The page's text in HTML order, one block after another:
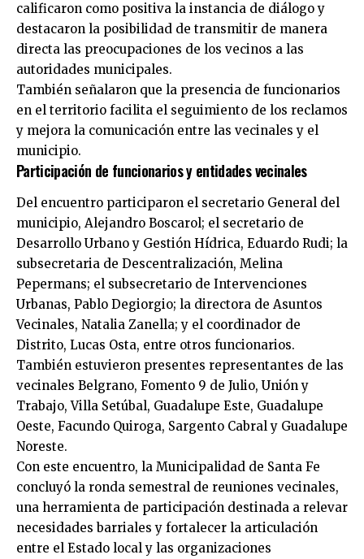
calificaron como positiva la instancia de diálogo y
destacaron la posibilidad de transmitir de manera
directa las preocupaciones de los vecinos a las
autoridades municipales.
También señalaron que la presencia de funcionarios
en el territorio facilita el seguimiento de los reclamos
y mejora la comunicación entre las vecinales y el
municipio.
Participación de funcionarios y entidades vecinales
Del encuentro participaron el secretario General del
municipio, Alejandro Boscarol; el secretario de
Desarrollo Urbano y Gestión Hídrica, Eduardo Rudi; la
subsecretaria de Descentralización, Melina
Pepermans; el subsecretario de Intervenciones
Urbanas, Pablo Degiorgio; la directora de Asuntos
Vecinales, Natalia Zanella; y el coordinador de
Distrito, Lucas Osta, entre otros funcionarios.
También estuvieron presentes representantes de las
vecinales Belgrano, Fomento 9 de Julio, Unión y
Trabajo, Villa Setúbal, Guadalupe Este, Guadalupe
Oeste, Facundo Quiroga, Sargento Cabral y Guadalupe
Noreste.
Con este encuentro, la Municipalidad de Santa Fe
concluyó la ronda semestral de reuniones vecinales,
una herramienta de participación destinada a relevar
necesidades barriales y fortalecer la articulación
entre el Estado local y las organizaciones